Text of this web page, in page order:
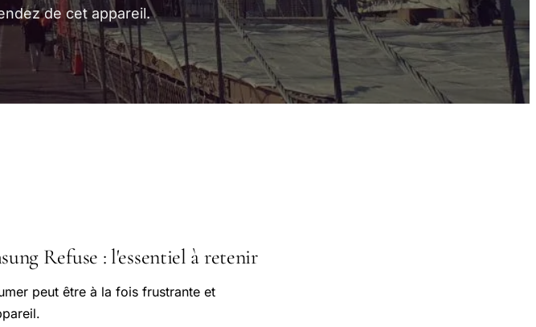
de cet appareil.
Refuse : l'essentiel à retenir
peut être à la fois frustrante et